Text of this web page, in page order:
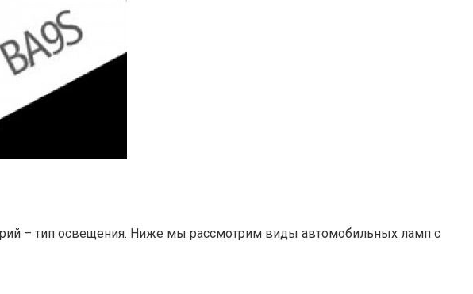
– тип освещения. Ниже мы рассмотрим виды автомобильных ламп с